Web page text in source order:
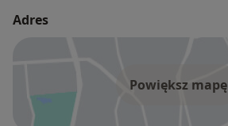
Adres
Powiększ mapę